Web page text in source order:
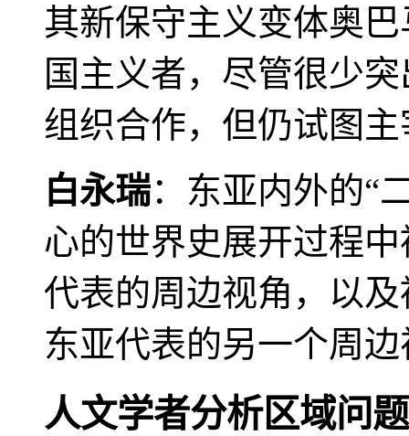
其新保守主义变体奥
国主义者，尽管很少
组织合作，但仍试图
白永瑞：东亚内外的“
心的世界史展开过程
代表的周边视角，以
东亚代表的另一个周
人文学者分析区域问题